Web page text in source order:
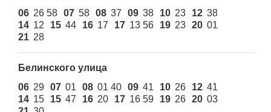
06 26 58 07 58 08 37 09 38 10 23 12 38
14 12 15 44 16 17 17 13 56 19 23 20 01
21 28
Белинского улица
06 29 07 01 08 01 40 09 41 10 26 12 41
14 15 15 47 16 20 17 16 59 19 26 20 03